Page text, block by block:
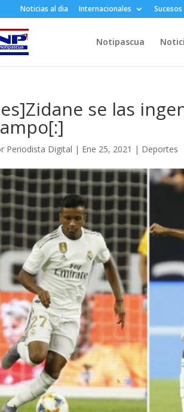
Noticias al dia Internacionales Sucesos
Notipascua
se las
Periodista Digital | Ene 25, 2021 | Deportes